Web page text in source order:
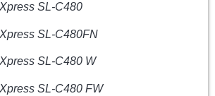
SL-C480
SL-C480FN
SL-C480 W
SL-C480 FW